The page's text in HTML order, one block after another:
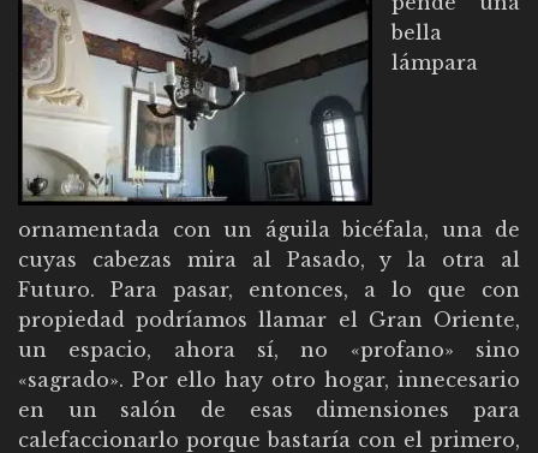
bella
lámpara
ornamentada con un águila bicéfala, una de
cuyas cabezas mira al Pasado, y la otra al
Futuro. Para pasar, entonces, a lo que con
propiedad podríamos llamar el Gran Oriente,
un espacio, ahora sí, no «profano» sino
«sagrado». Por ello hay otro hogar, innecesario
en un salón de esas dimensiones para
calefaccionarlo porque bastaría con el primero,